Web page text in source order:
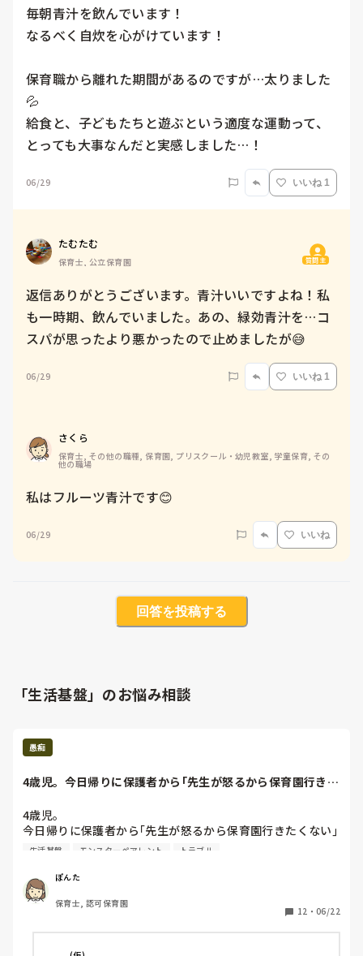
毎朝青汁を飲んでいます！
なるべく自炊を心がけています！
保育職から離れた期間があるのですが…太りました
💦
給食と、子どもたちと遊ぶという適度な運動って、
とっても大事なんだと実感しました…！
06/29 いいね 1
たむたむ
保育士, 公立保育園 質問主
返信ありがとうございます。青汁いいですよね！私
も一時期、飲んでいました。あの、緑効青汁を…コ
スパが思ったより悪かったので止めましたが😅
06/29 いいね 1
さくら
保育士, その他の職種, 保育園, プリスクール・幼児教室, 学童保育, その
他の職場
私はフルーツ青汁です😊
06/29 いいね
回答を投稿する
「生活基盤」のお悩み相談
愚痴
4歳児。今日帰りに保護者から｢先生が怒るから保育園行きた
4歳児。
今日帰りに保護者から｢先生が怒るから保育園行きたくない｣
って泣くんですよ、、と言われた。。
一つ一つ言わないと行動ができない。
ずっとやってもらってたんだろうな。
それで保育園ではどうですか？と言われても、、
ただ下手な言い方すればクレームになりかねないし困ってい
生活基盤 モンスターペアレント トラブル
ぽんた
保育士, 認可保育園
12 ・ 06/22